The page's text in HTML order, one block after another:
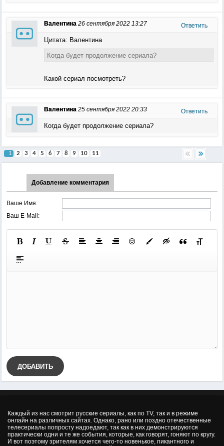
Валентина 26 сентября 2022 13:27 Ответить
Цитата: Валентина
Когда будет продолжение сериала?
Какой сериал посмотреть?
Валентина 25 сентября 2022 20:33 Ответить
Когда будет продолжение сериала?
1 2 3 4 5 6 7 8 9 10 11
Добавление комментария
Ваше Имя:
Ваш E-Mail:
ДОБАВИТЬ
Каждый из нас смотрит русские сериалы, как по TV, так и в режиме
онлайн на различных сайтах. Однако, рано или поздно отечественные
телесериалы попросту надоедают, так как в них демонстрируются
практически одни и те же события, которые, как говорят, гоняют по кругу.
И вот поэтому зрителям хочется чего-то новенькое, пикантного и